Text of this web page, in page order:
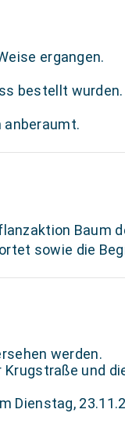
ergangen.
bestellt wurden.
anberaumt.
Baum
sowie die
werden.
und